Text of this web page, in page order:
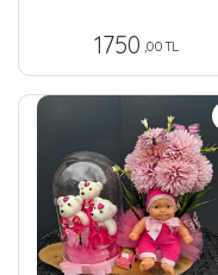
1750 ,00 TL